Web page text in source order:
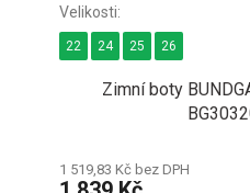
Zimní boty
1 519,83 Kč bez DPH
22 24 25 26